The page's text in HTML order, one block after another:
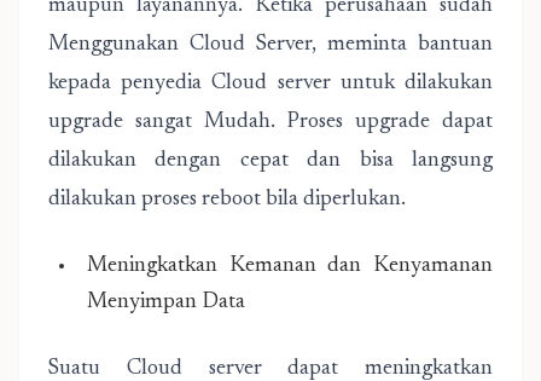
maupun layanannya. Ketika perusahaan sudah
Menggunakan Cloud Server, meminta bantuan
kepada penyedia Cloud server untuk dilakukan
upgrade sangat Mudah. Proses upgrade dapat
dilakukan dengan cepat dan bisa langsung
dilakukan proses reboot bila diperlukan.
Meningkatkan Kemanan dan Kenyamanan
Menyimpan Data
Suatu Cloud server dapat meningkatkan